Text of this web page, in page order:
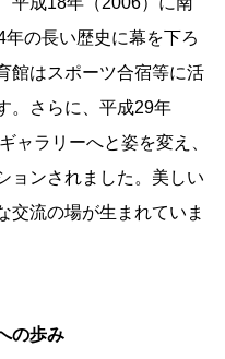
城県
秋田県
の長い歴史に幕を下ろ
館はスポーツ合宿等に活
。さらに、平成29年
ャラリーへと姿を変え、
ョンされました。美しい
交流の場が生まれていま
の歩み